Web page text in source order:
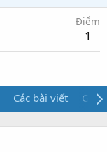
Điểm
1
Các bài viết Giới